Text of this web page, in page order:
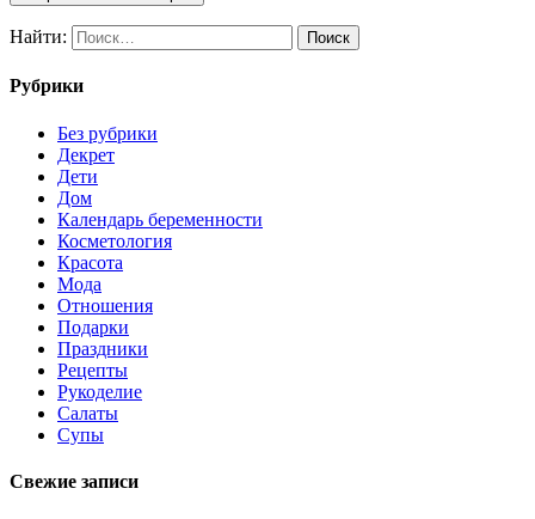
Найти:
Рубрики
Без рубрики
Декрет
Дети
Дом
Календарь беременности
Косметология
Красота
Мода
Отношения
Подарки
Праздники
Рецепты
Рукоделие
Салаты
Супы
Свежие записи